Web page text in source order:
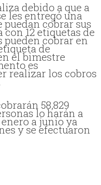
debido a que a
les entregó una
puedan cobrar sus
con 12 etiquetas de
pueden cobrar en
de
el bimestre
es
realizar los cobros
58,829
lo harán a
a junio ya
y se efectuaron